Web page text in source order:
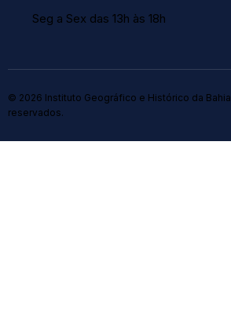
Seg a Sex das 13h às 18h
© 2026 Instituto Geográfico e Histórico da
reservados.